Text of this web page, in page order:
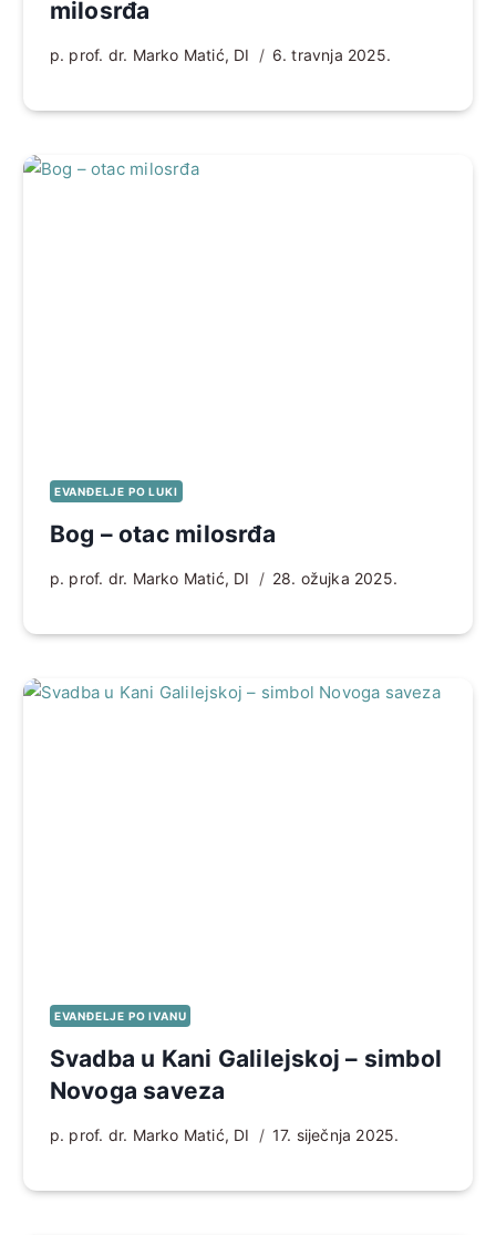
milosrđa
p. prof. dr. Marko Matić, DI 6. travnja 2025.
EVANĐELJE PO LUKI
Bog – otac milosrđa
p. prof. dr. Marko Matić, DI 28. ožujka 2025.
EVANĐELJE PO IVANU
Svadba u Kani Galilejskoj – simbol
Novoga saveza
p. prof. dr. Marko Matić, DI 17. siječnja 2025.